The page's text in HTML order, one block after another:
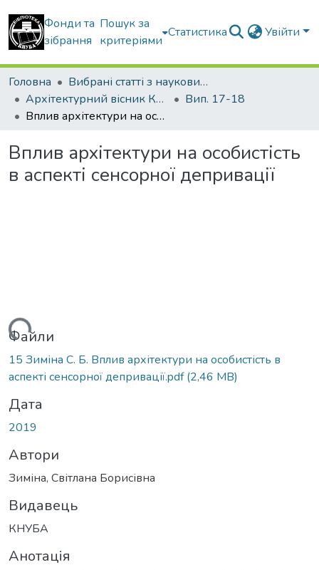
Фонди та
зібрання
Пошук за
критеріями
Статистика Увійти
Головна
Вибрані статті з наукових збірників КНУБА
Архітектурний вісник КНУБА
Вип. 17-18
Вплив архітектури на особистість в аспекті сенсорної депривації
Вплив архітектури на особистість
в аспекті сенсорної депривації
Файли
15 Зиміна С. Б. Вплив архітектури на особистість в
аспекті сенсорної депривації.pdf(2,46 MB)
Дата
2019
Автори
Зиміна, Світлана Борисівна
Видавець
КНУБА
Анотація